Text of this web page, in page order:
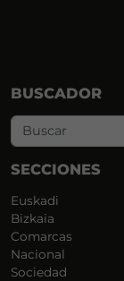
BUSCADOR
SECCIONES
Euskadi
Bizkaia
Comarcas
Nacional
Sociedad